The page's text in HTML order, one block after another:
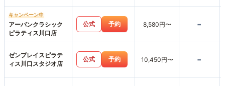
キャンペーン中
アーバンクラシック
ピラティス川口店
公式 予約 8,580円〜 -
ゼンプレイスピラテ
ィス川口スタジオ店
公式 予約 10,450円〜 -